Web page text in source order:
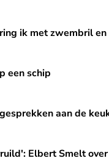
en Speedo in het
ik met zwembril
een schip
de keukentafelaan de
over afscheid en
Elbert Smelt